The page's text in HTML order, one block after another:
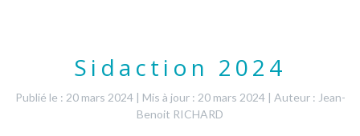
Sidaction 2024
Publié le : 20 mars 2024| Mis à jour : 20 mars 2024| Auteur : Jean-
Benoit RICHARD